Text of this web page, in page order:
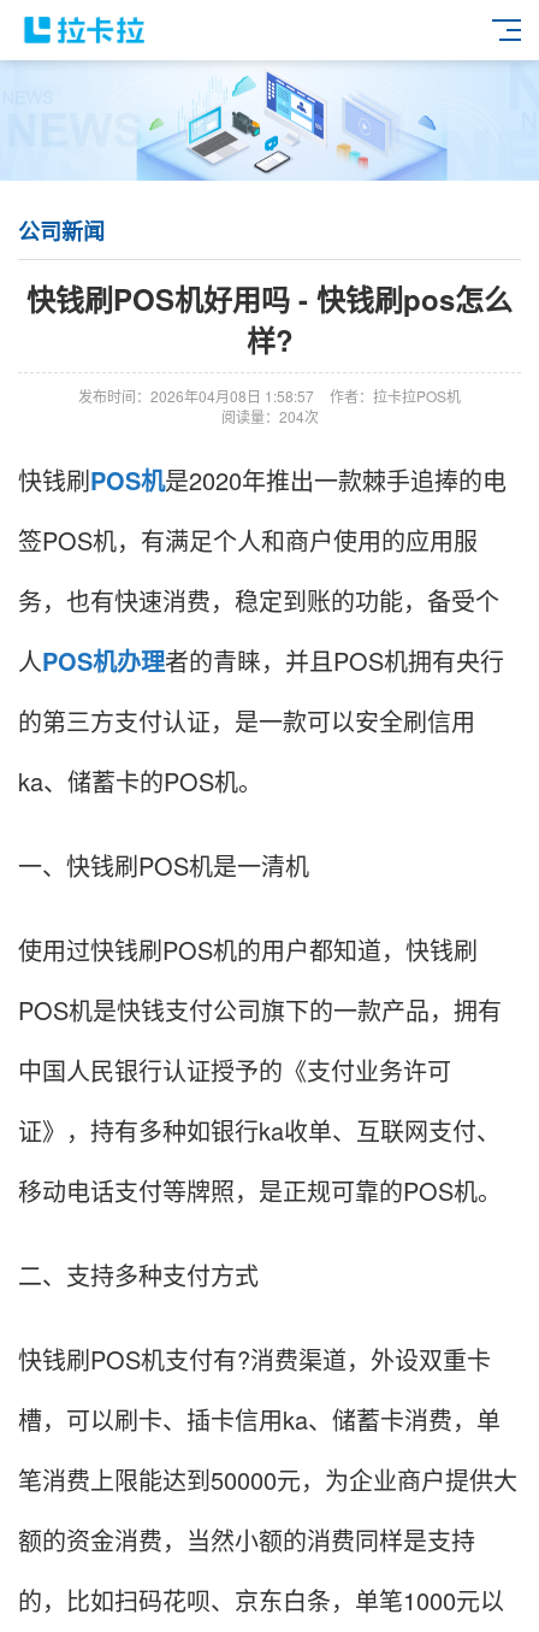
公司新闻
快钱刷POS机好用吗 - 快钱刷pos怎么
样?
发布时间：2026年04月08日 1:58:57
作者：拉卡拉POS机
阅读量：204次
快钱刷POS机是2020年推出一款棘手追捧的电
签POS机，有满足个人和商户使用的应用服
务，也有快速消费，稳定到账的功能，备受个
人POS机办理者的青睐，并且POS机拥有央行
的第三方支付认证，是一款可以安全刷信用
ka、储蓄卡的POS机。
一、快钱刷POS机是一清机
使用过快钱刷POS机的用户都知道，快钱刷
POS机是快钱支付公司旗下的一款产品，拥有
中国人民银行认证授予的《支付业务许可
证》，持有多种如银行ka收单、互联网支付、
移动电话支付等牌照，是正规可靠的POS机。
二、支持多种支付方式
快钱刷POS机支付有?消费渠道，外设双重卡
槽，可以刷卡、插卡信用ka、储蓄卡消费，单
笔消费上限能达到50000元，为企业商户提供大
额的资金消费，当然小额的消费同样是支持
的，比如扫码花呗、京东白条，单笔1000元以